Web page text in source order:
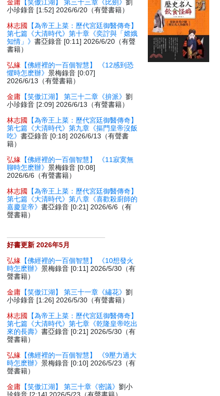
金庸 【笑傲江湖】 第三十三章《比劍》劉
小珍錄音 [1:52] 2026/6/20（有聲書籍）
林志國
【為帝王上菜：歷代宮廷御醫傳奇】
第七篇《大清時代》第十章《奕詝與「嫦娥
知情」》書亞錄音 [0:11] 2026/6/20（有聲
書籍）
弘緣 【佛經裡的一百個智慧】 《12感到恐
懼時怎麽辦》景梅錄音 [0:07]
2026/6/13（有聲書籍）
金庸 【笑傲江湖】 第三十二章《拚派》劉
小珍錄音 [2:09] 2026/6/13（有聲書籍）
林志國
【為帝王上菜：歷代宮廷御醫傳奇】
第七篇《大清時代》第九章《摳門皇帝沒飯
吃》書亞錄音 [0:18] 2026/6/13（有聲書
籍）
弘緣 【佛經裡的一百個智慧】 《11寂寞無
聊時怎麽辦》景梅錄音 [0:08]
2026/6/6（有聲書籍）
林志國
【為帝王上菜：歷代宮廷御醫傳奇】
第七篇《大清時代》第八章《喜歡殺廚師的
嘉慶皇帝》書亞錄音 [0:21] 2026/6/6（有
聲書籍）
好書更新 2026年5月
弘緣 【佛經裡的一百個智慧】 《10想發火
時怎麽辦》景梅錄音 [0:11] 2026/5/30（有
聲書籍）
金庸 【笑傲江湖】 第三十一章《繡花》劉
小珍錄音 [1:26] 2026/5/30（有聲書籍）
林志國
【為帝王上菜：歷代宮廷御醫傳奇】
第七篇《大清時代》第七章《乾隆皇帝吃出
來的長壽》書亞錄音 [0:21] 2026/5/30（有
聲書籍）
弘緣 【佛經裡的一百個智慧】 《9壓力過大
時怎麽辦》景梅錄音 [0:10] 2026/5/23（有
聲書籍）
金庸 【笑傲江湖】 第三十章《密議》劉小